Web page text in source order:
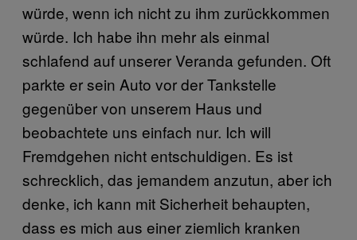
würde, wenn ich nicht zu ihm zurückkommen
würde. Ich habe ihn mehr als einmal
schlafend auf unserer Veranda gefunden. Oft
parkte er sein Auto vor der Tankstelle
gegenüber von unserem Haus und
beobachtete uns einfach nur. Ich will
Fremdgehen nicht entschuldigen. Es ist
schrecklich, das jemandem anzutun, aber ich
denke, ich kann mit Sicherheit behaupten,
dass es mich aus einer ziemlich kranken